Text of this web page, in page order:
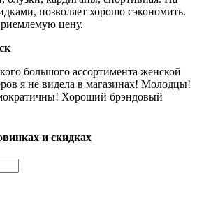
позволяет хорошо сэкономить.
цену.
большого ассортимента женской
я не видела в магазинах! Молодцы!
Хороший брэндовый
и скидках